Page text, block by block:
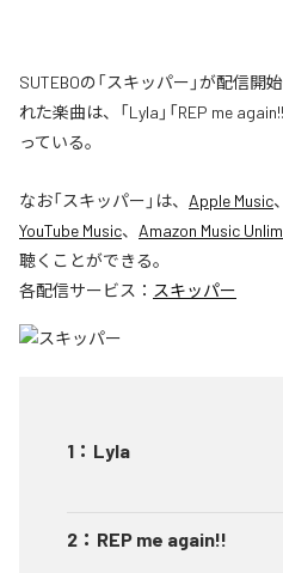
SUTEBOの「スキッパー」が配信
れた楽曲は、「Lyla」「REP me
っている。
なお「スキッパー 」は、 Apple Music、
YouTube Music、 Amazon Music
聴くことができる。
各配信サービス： スキッパー
1 ： Lyla
2 ： REP me again!!